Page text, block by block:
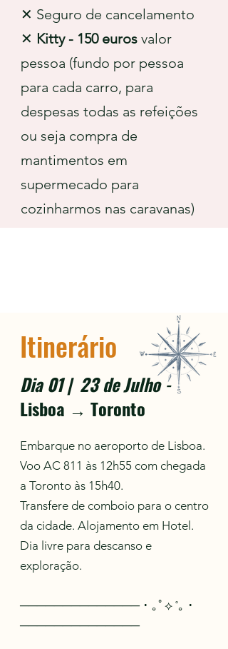
✕ Seguro de cancelamento
✕ Kitty - 150 euros valor
pessoa (fundo por pessoa
para cada carro, para
despesas todas as refeições
ou seja compra de
mantimentos em
supermecado para
cozinharmos nas caravanas)
Itinerário
Dia 01 | 23 de Julho-
Lisboa → Toronto
Embarque no aeroporto de Lisboa.
Voo AC 811 às 12h55 com chegada
a Toronto às 15h40.
Transfere de comboio para o centro
da cidade. Alojamento em Hotel.
Dia livre para descanso e
exploração.
────────────── ･ ｡ﾟ⟡ ˚｡ ･
──────────────